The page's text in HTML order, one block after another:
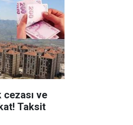
ve
Taksit